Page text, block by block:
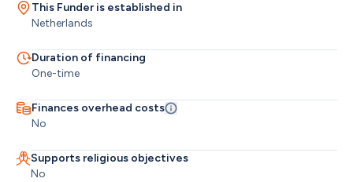
This Funder is established in
Netherlands
Duration of financing
One-time
Finances overhead costs
No
Supports religious objectives
No